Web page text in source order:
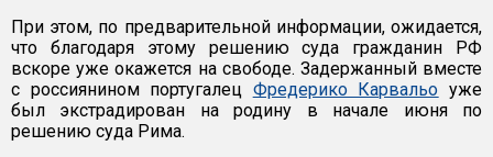
При этом, по предварительной информации, ожидается,
что благодаря этому решению суда гражданин РФ
вскоре уже окажется на свободе. Задержанный вместе
с россиянином португалец Фредерико Карвальо уже
был экстрадирован на родину в начале июня по
решению суда Рима.